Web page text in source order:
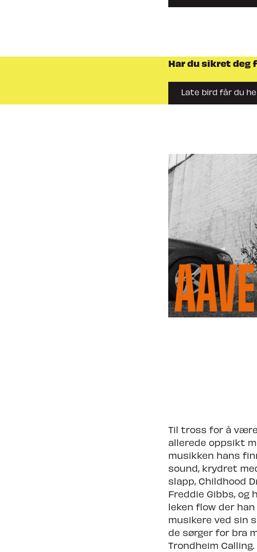
Har du sikret deg
Late bird får du
Til tross for å
allerede oppsikt
musikken hans
sound, krydret
slapp, Childhood
Freddie Gibbs, og
leken flow der
musikere ved sin
de sørger for bra
Trondheim